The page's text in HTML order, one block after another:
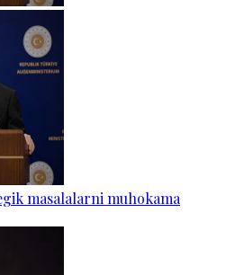
masalalarni muhokama